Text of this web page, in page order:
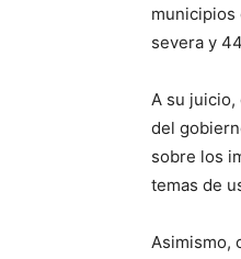
municipios
severa y
A su
del
sobre los
temas de
Asimismo,